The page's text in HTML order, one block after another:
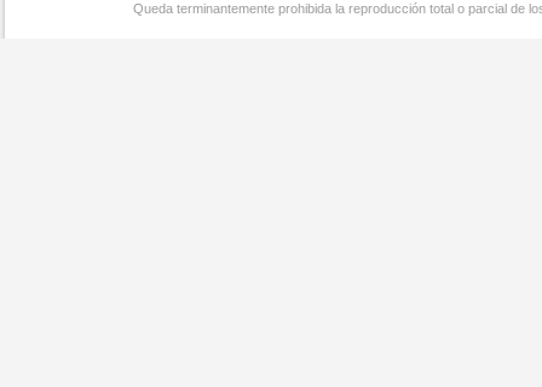
Queda terminantemente prohibida la reproducción total o parcial de